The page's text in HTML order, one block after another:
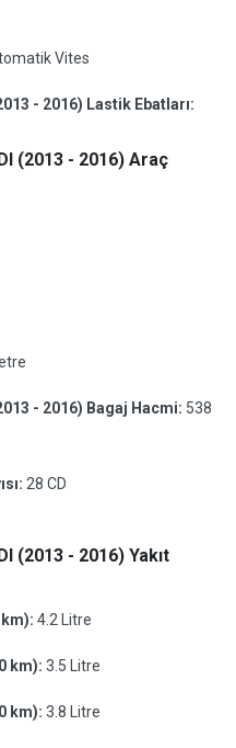
Vites
- 2016) Lastik Ebatları:
(2013 - 2016) Araç
- 2016) Bagaj Hacmi: 538
28 CD
(2013 - 2016) Yakıt
4.2 Litre
km): 3.5 Litre
km): 3.8 Litre